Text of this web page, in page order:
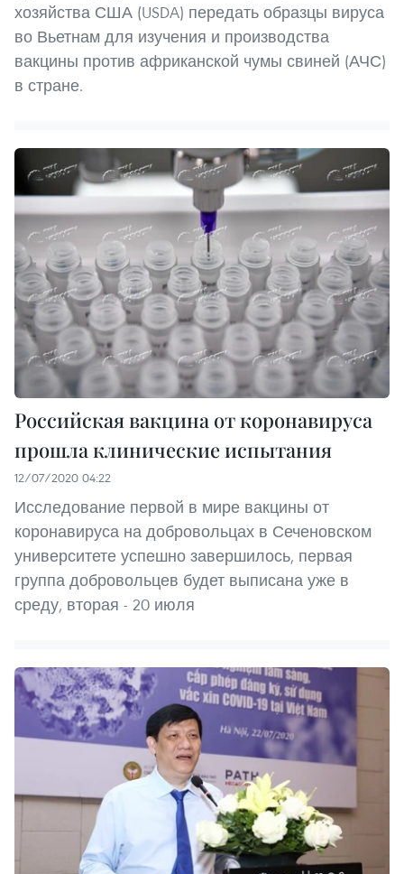
хозяйства США (USDA) передать образцы вируса
во Вьетнам для изучения и производства
вакцины против африканской чумы свиней (АЧС)
в стране.
Российская вакцина от коронавируса
прошла клинические испытания
12/07/2020 04:22
Исследование первой в мире вакцины от
коронавируса на добровольцах в Сеченовском
университете успешно завершилось, первая
группа добровольцев будет выписана уже в
среду, вторая - 20 июля